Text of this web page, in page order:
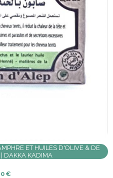
ET HUILES D'OLIVE & DE
DAKKA KADIMA
€